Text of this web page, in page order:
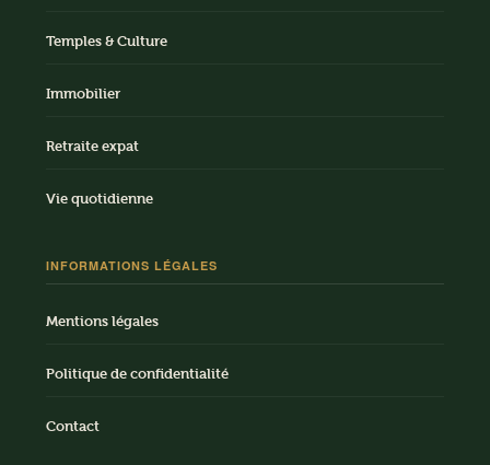
Temples & Culture
Immobilier
Retraite expat
Vie quotidienne
INFORMATIONS LÉGALES
Mentions légales
Politique de confidentialité
Contact